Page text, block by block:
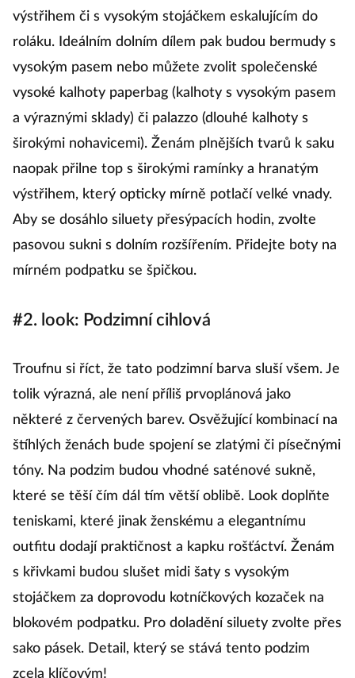
výstřihem či s vysokým stojáčkem eskalujícím do
roláku. Ideálním dolním dílem pak budou bermudy s
vysokým pasem nebo můžete zvolit společenské
vysoké kalhoty paperbag (kalhoty s vysokým pasem
a výraznými sklady) či palazzo (dlouhé kalhoty s
širokými nohavicemi). Ženám plnějších tvarů k saku
naopak přilne top s širokými ramínky a hranatým
výstřihem, který opticky mírně potlačí velké vnady.
Aby se dosáhlo siluety přesýpacích hodin, zvolte
pasovou sukni s dolním rozšířením. Přidejte boty na
mírném podpatku se špičkou.
#2. look: Podzimní cihlová
Troufnu si říct, že tato podzimní barva sluší všem. Je
tolik výrazná, ale není příliš prvoplánová jako
některé z červených barev. Osvěžující kombinací na
štíhlých ženách bude spojení se zlatými či písečnými
tóny. Na podzim budou vhodné saténové sukně,
které se těší čím dál tím větší oblibě. Look doplňte
teniskami, které jinak ženskému a elegantnímu
outfitu dodají praktičnost a kapku rošťáctví. Ženám
s křivkami budou slušet midi šaty s vysokým
stojáčkem za doprovodu kotníčkových kozaček na
blokovém podpatku. Pro doladění siluety zvolte přes
sako pásek. Detail, který se stává tento podzim
zcela klíčovým!